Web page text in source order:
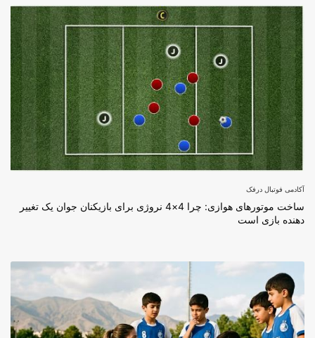
آکادمی فوتبال درفک
ساخت موتورهای هوازی: چرا 4×4 نروژی برای بازیکنان جوان یک تغییر
دهنده بازی است